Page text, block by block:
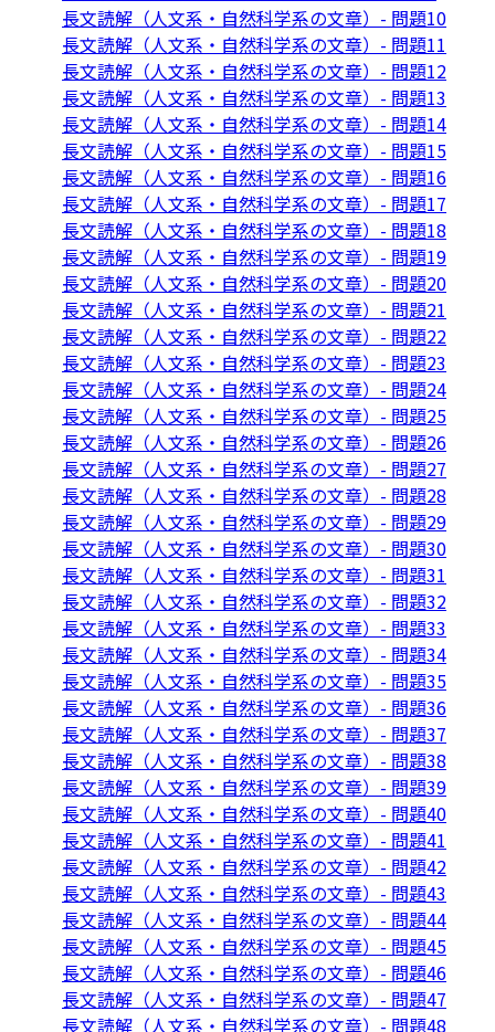
長文読解（人文系・自然科学系の文章）- 問題10
長文読解（人文系・自然科学系の文章）- 問題11
長文読解（人文系・自然科学系の文章）- 問題12
長文読解（人文系・自然科学系の文章）- 問題13
長文読解（人文系・自然科学系の文章）- 問題14
長文読解（人文系・自然科学系の文章）- 問題15
長文読解（人文系・自然科学系の文章）- 問題16
長文読解（人文系・自然科学系の文章）- 問題17
長文読解（人文系・自然科学系の文章）- 問題18
長文読解（人文系・自然科学系の文章）- 問題19
長文読解（人文系・自然科学系の文章）- 問題20
長文読解（人文系・自然科学系の文章）- 問題21
長文読解（人文系・自然科学系の文章）- 問題22
長文読解（人文系・自然科学系の文章）- 問題23
長文読解（人文系・自然科学系の文章）- 問題24
長文読解（人文系・自然科学系の文章）- 問題25
長文読解（人文系・自然科学系の文章）- 問題26
長文読解（人文系・自然科学系の文章）- 問題27
長文読解（人文系・自然科学系の文章）- 問題28
長文読解（人文系・自然科学系の文章）- 問題29
長文読解（人文系・自然科学系の文章）- 問題30
長文読解（人文系・自然科学系の文章）- 問題31
長文読解（人文系・自然科学系の文章）- 問題32
長文読解（人文系・自然科学系の文章）- 問題33
長文読解（人文系・自然科学系の文章）- 問題34
長文読解（人文系・自然科学系の文章）- 問題35
長文読解（人文系・自然科学系の文章）- 問題36
長文読解（人文系・自然科学系の文章）- 問題37
長文読解（人文系・自然科学系の文章）- 問題38
長文読解（人文系・自然科学系の文章）- 問題39
長文読解（人文系・自然科学系の文章）- 問題40
長文読解（人文系・自然科学系の文章）- 問題41
長文読解（人文系・自然科学系の文章）- 問題42
長文読解（人文系・自然科学系の文章）- 問題43
長文読解（人文系・自然科学系の文章）- 問題44
長文読解（人文系・自然科学系の文章）- 問題45
長文読解（人文系・自然科学系の文章）- 問題46
長文読解（人文系・自然科学系の文章）- 問題47
長文読解（人文系・自然科学系の文章）- 問題48